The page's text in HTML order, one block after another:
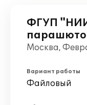
ФГУП
Москва,
Вариант работы
Файловый